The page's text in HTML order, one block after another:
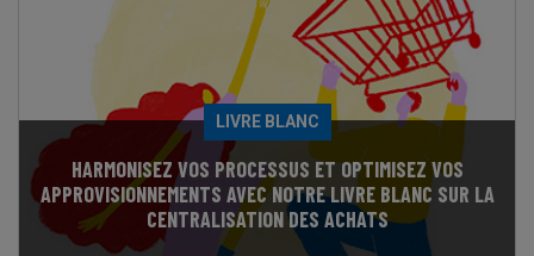
LIVRE BLANC
HARMONISEZ VOS PROCESSUS ET OPTIMISEZ VOS
APPROVISIONNEMENTS AVEC NOTRE LIVRE BLANC SUR LA
CENTRALISATION DES ACHATS